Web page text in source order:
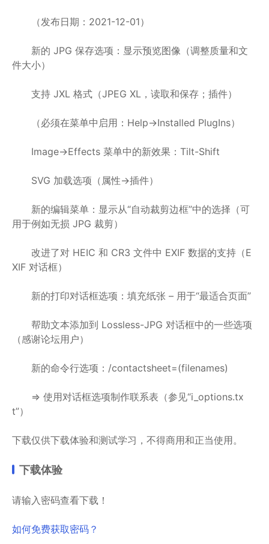
（发布日期：2021-12-01）
新的 JPG 保存选项：显示预览图像（调整质量和文
件大小）
支持 JXL 格式（JPEG XL，读取和保存；插件）
（必须在菜单中启用：Help->Installed PlugIns）
Image->Effects 菜单中的新效果：Tilt-Shift
SVG 加载选项（属性->插件）
新的编辑菜单：显示从“自动裁剪边框”中的选择（可
用于例如无损 JPG 裁剪）
改进了对 HEIC 和 CR3 文件中 EXIF 数据的支持（E
XIF 对话框）
新的打印对话框选项：填充纸张 – 用于“最适合页面”
帮助文本添加到 Lossless-JPG 对话框中的一些选项
（感谢论坛用户）
新的命令行选项：/contactsheet=(filenames)
=> 使用对话框选项制作联系表（参见“i_options.tx
t”）
下载仅供下载体验和测试学习，不得商用和正当使用。
下载体验
请输入密码查看下载！
如何免费获取密码？